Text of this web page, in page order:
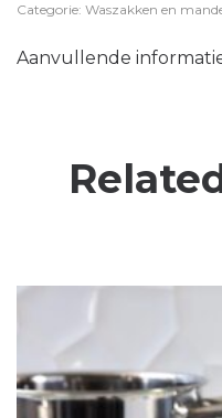
Categorie: Waszakken en
Aanvullende